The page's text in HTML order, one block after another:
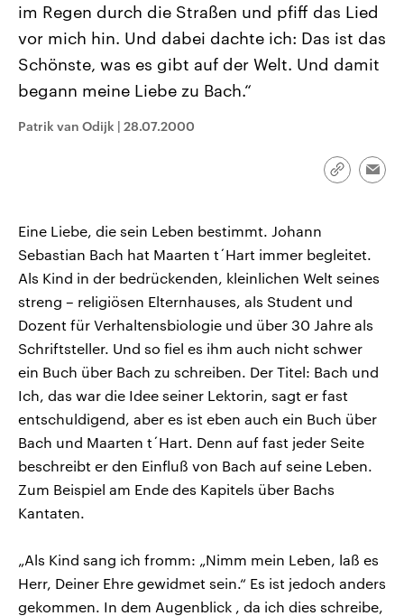
im Regen durch die Straßen und pfiff das Lied
vor mich hin. Und dabei dachte ich: Das ist das
Schönste, was es gibt auf der Welt. Und damit
begann meine Liebe zu Bach.“
Patrik van Odijk | 28.07.2000
Link
Eine Liebe, die sein Leben bestimmt. Johann
Sebastian Bach hat Maarten t´Hart immer begleitet.
Als Kind in der bedrückenden, kleinlichen Welt seines
streng – religiösen Elternhauses, als Student und
Dozent für Verhaltensbiologie und über 30 Jahre als
Schriftsteller. Und so fiel es ihm auch nicht schwer
ein Buch über Bach zu schreiben. Der Titel: Bach und
Ich, das war die Idee seiner Lektorin, sagt er fast
entschuldigend, aber es ist eben auch ein Buch über
Bach und Maarten t´Hart. Denn auf fast jeder Seite
beschreibt er den Einfluß von Bach auf seine Leben.
Zum Beispiel am Ende des Kapitels über Bachs
Kantaten.
„Als Kind sang ich fromm: „Nimm mein Leben, laß es
Herr, Deiner Ehre gewidmet sein.“ Es ist jedoch anders
gekommen. In dem Augenblick , da ich dies schreibe,